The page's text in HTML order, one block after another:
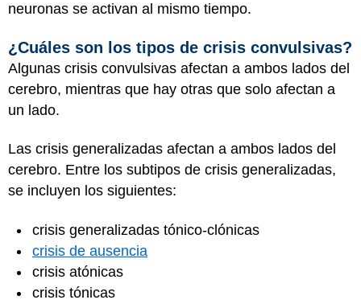
neuronas se activan al mismo tiempo.
¿Cuáles son los tipos de crisis convulsivas?
Algunas crisis convulsivas afectan a ambos lados del
cerebro, mientras que hay otras que solo afectan a
un lado.
Las crisis generalizadas afectan a ambos lados del
cerebro. Entre los subtipos de crisis generalizadas,
se incluyen los siguientes:
crisis generalizadas tónico-clónicas
crisis de ausencia
crisis atónicas
crisis tónicas